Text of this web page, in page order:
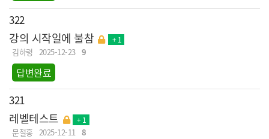
322
강의 시작일에 불참 + 1
김하령 2025-12-23 9
답변완료
321
레벨테스트 + 1
문철홍 2025-12-11 8